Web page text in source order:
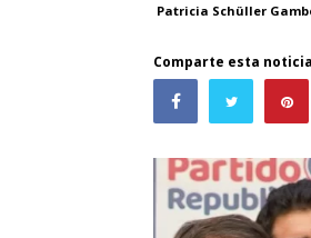
Patricia Schüller
Comparte esta noticia